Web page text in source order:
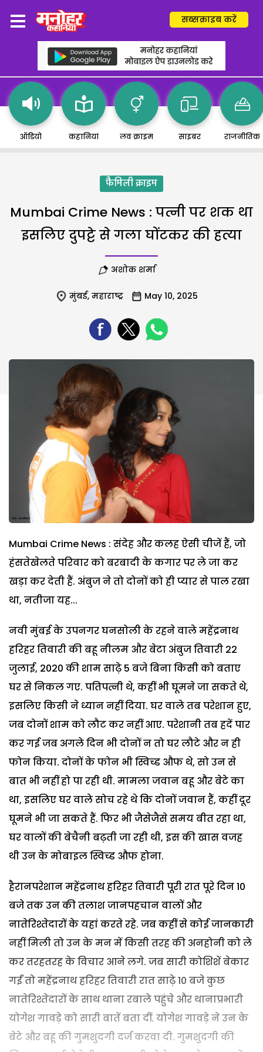
सब्सक्राइब करें
ऑडियो कहानियां लव क्राइम साइबर राजनीतिक
फैमिली क्राइम
Mumbai Crime News : पत्नी पर शक था
इसलिए दुपट्टे से गला घोंटकर की हत्या
अशोक शर्मा
मुंबई, महाराष्ट्र May 10, 2025
Mumbai Crime News : संदेह और कलह ऐसी चीजें हैं, जो
हंसतेखेलते परिवार को बरबादी के कगार पर ले जा कर
खड़ा कर देती हैं. अंबुज ने तो दोनों को ही प्यार से पाल रखा
था, नतीजा यह...
नवी मुंबई के उपनगर घनसोली के रहने वाले महेंद्रनाथ
हरिहर तिवारी की बहू नीलम और बेटा अंबुज तिवारी 22
जुलाई, 2020 की शाम साढ़े 5 बजे बिना किसी को बताए
घर से निकल गए. पतिपत्नी थे, कहीं भी घूमने जा सकते थे,
इसलिए किसी ने ध्यान नहीं दिया. घर वाले तब परेशान हुए,
जब दोनों शाम को लौट कर नहीं आए. परेशानी तब हदें पार
कर गई जब अगले दिन भी दोनों न तो घर लौटे और न ही
फोन किया. दोनों के फोन भी स्विच्ड औफ थे, सो उन से
बात भी नहीं हो पा रही थी. मामला जवान बहू और बेटे का
था, इसलिए घर वाले सोच रहे थे कि दोनों जवान हैं, कहीं दूर
घूमने भी जा सकते हैं. फिर भी जैसेजैसे समय बीत रहा था,
घर वालों की बेचैनी बढ़ती जा रही थी, इस की खास वजह
थी उन के मोबाइल स्विच्ड औफ होना.
हैरानपरेशान महेंद्रनाथ हरिहर तिवारी पूरी रात पूरे दिन 10
बजे तक उन की तलाश जानपहचान वालों और
नातेरिश्तेदारों के यहां करते रहे. जब कहीं से कोई जानकारी
नहीं मिली तो उन के मन में किसी तरह की अनहोनी को ले
कर तरहतरह के विचार आने लगे. जब सारी कोशिशें बेकार
गईं तो महेंद्रनाथ हरिहर तिवारी रात साढ़े 10 बजे कुछ
नातेरिश्तेदारों के साथ थाना रबाले पहुंचे और थानाप्रभारी
योगेश गावड़े को सारी बातें बता दीं. योगेश गावड़े ने उन के
बेटे और बहू की गुमशुदगी दर्ज करवा दी. गुमशुदगी की